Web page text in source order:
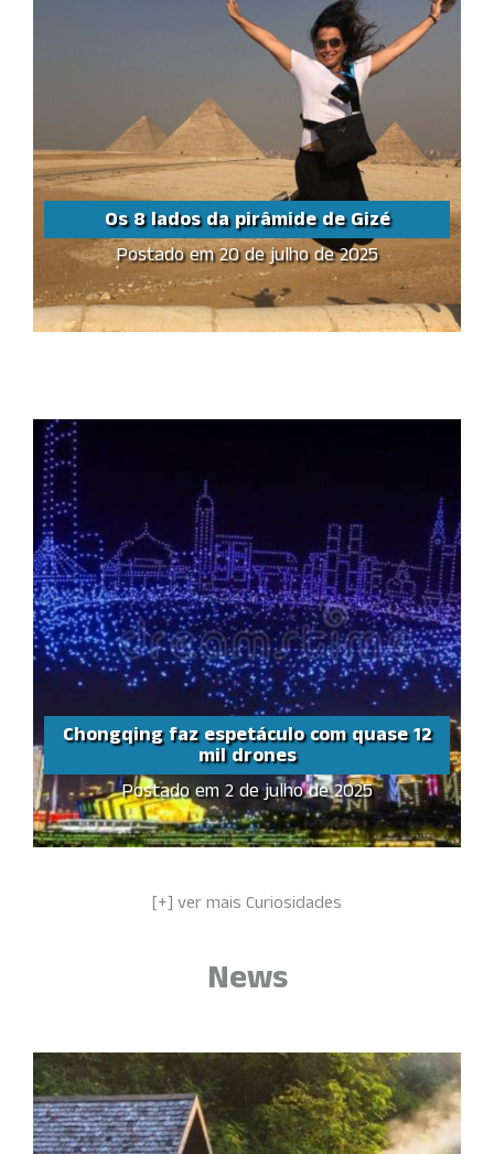
Os 8 lados da pirâmide de Gizé
Postado em 20 de julho de 2025
Os 8 lados da pirâmide
de Gizé
Chongqing faz espetáculo com quase 12
mil drones
Postado em 2 de julho de 2025
Chongqing faz
espetáculo com quase 12
mil drones
[+] ver mais Curiosidades
News